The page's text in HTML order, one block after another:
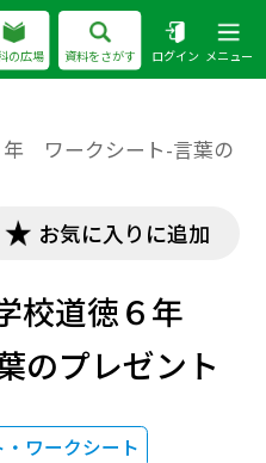
の広場 資料をさがす ログイン メニュー
年 ワークシート-言葉の
お気に入りに追加
校道徳６年
のプレゼント
ワークシート